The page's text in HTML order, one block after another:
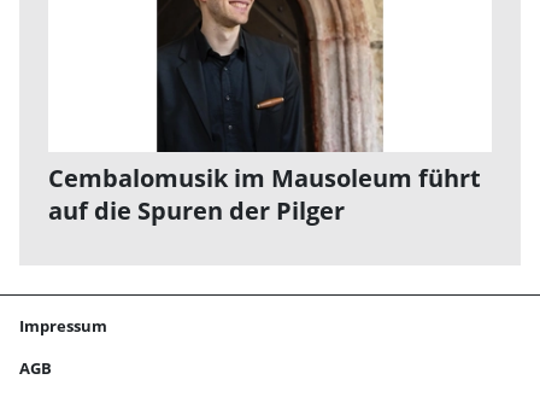
Cembalomusik im Mausoleum führt
auf die Spuren der Pilger
Impressum
AGB